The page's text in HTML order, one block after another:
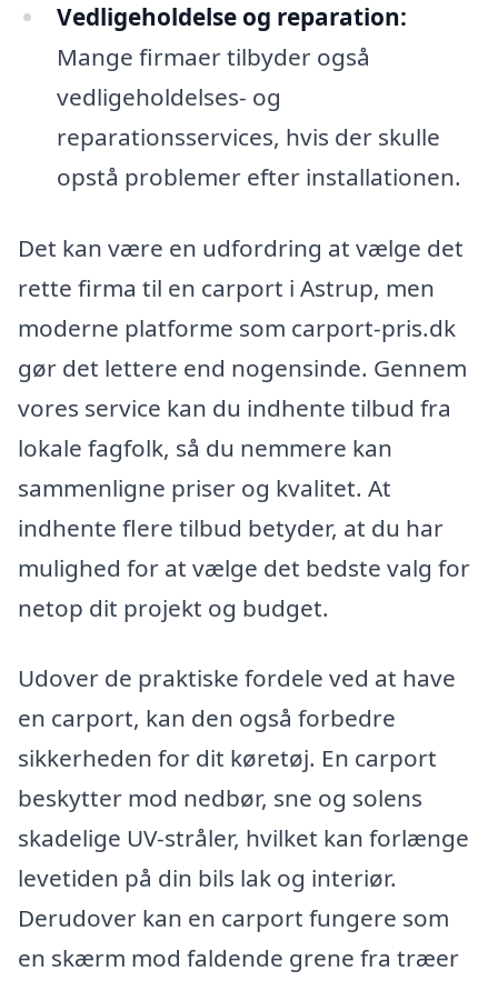
Vedligeholdelse og reparation:
Mange firmaer tilbyder også
vedligeholdelses- og
reparationsservices, hvis der skulle
opstå problemer efter installationen.
Det kan være en udfordring at vælge det
rette firma til en carport i Astrup, men
moderne platforme som carport-pris.dk
gør det lettere end nogensinde. Gennem
vores service kan du indhente tilbud fra
lokale fagfolk, så du nemmere kan
sammenligne priser og kvalitet. At
indhente flere tilbud betyder, at du har
mulighed for at vælge det bedste valg for
netop dit projekt og budget.
Udover de praktiske fordele ved at have
en carport, kan den også forbedre
sikkerheden for dit køretøj. En carport
beskytter mod nedbør, sne og solens
skadelige UV-stråler, hvilket kan forlænge
levetiden på din bils lak og interiør.
Derudover kan en carport fungere som
en skærm mod faldende grene fra træer